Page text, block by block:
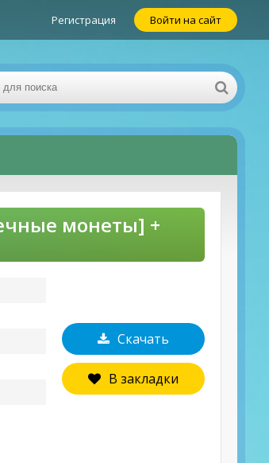
Регистрация Войти на сайт
монеты] +
Скачать
В закладки